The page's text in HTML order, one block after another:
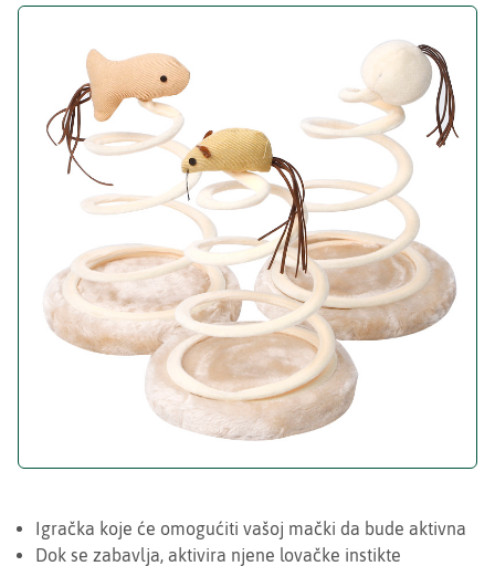
Igračka koje će omogućiti vašoj mački da bude aktivna
Dok se zabavlja, aktivira njene lovačke instikte